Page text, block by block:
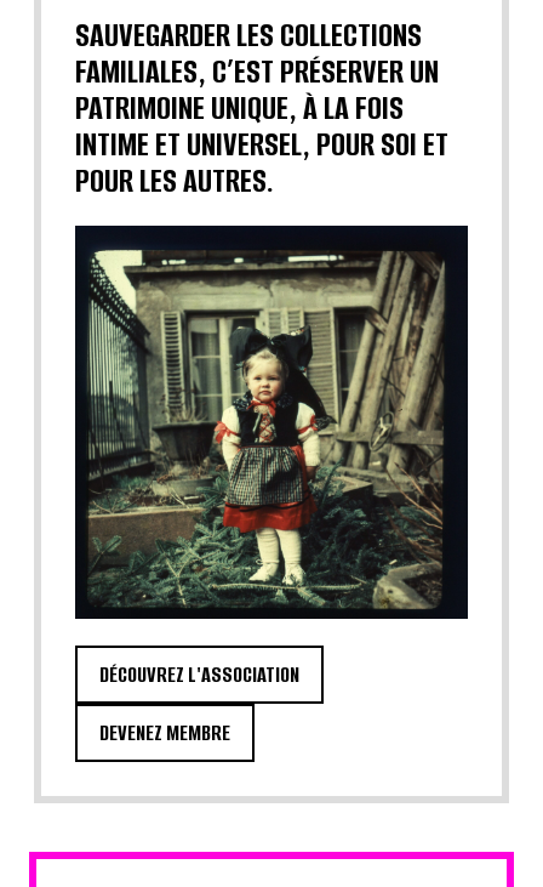
SAUVEGARDER LES COLLECTIONS
FAMILIALES, C’EST PRÉSERVER UN
PATRIMOINE UNIQUE, À LA FOIS
INTIME ET UNIVERSEL, POUR SOI ET
POUR LES AUTRES.
DÉCOUVREZ L'ASSOCIATION
DEVENEZ MEMBRE